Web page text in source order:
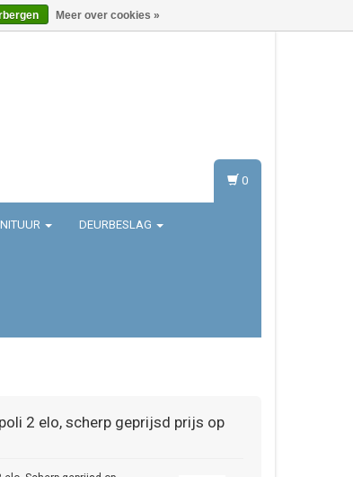
DEURBESLAG
0
2 elo, scherp geprijsd prijs op
Meer over cookies »